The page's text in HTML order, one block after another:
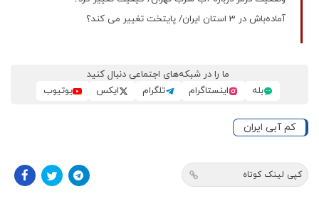
آماده‌باش در 3 استان ایران/ پایتخت تغییر می کند؟
ما را در شبکه‌های اجتماعی دنبال کنید
بله
اینستاگرام تلگرام ایکس یوتیوب
کم آبی ایران
کپی لینک کوتاه